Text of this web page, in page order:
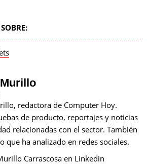
redactora de Computer Hoy.
de producto, reportajes y noticias
relacionadas con el sector. También
que ha analizado en redes sociales.
Carrascosa en Linkedin